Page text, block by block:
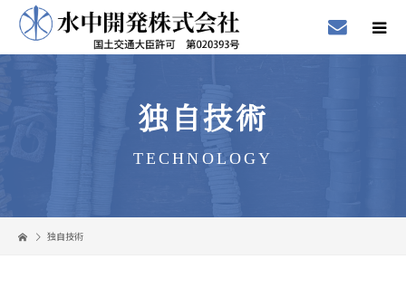
独自技術
TECHNOLOGY
独自技術